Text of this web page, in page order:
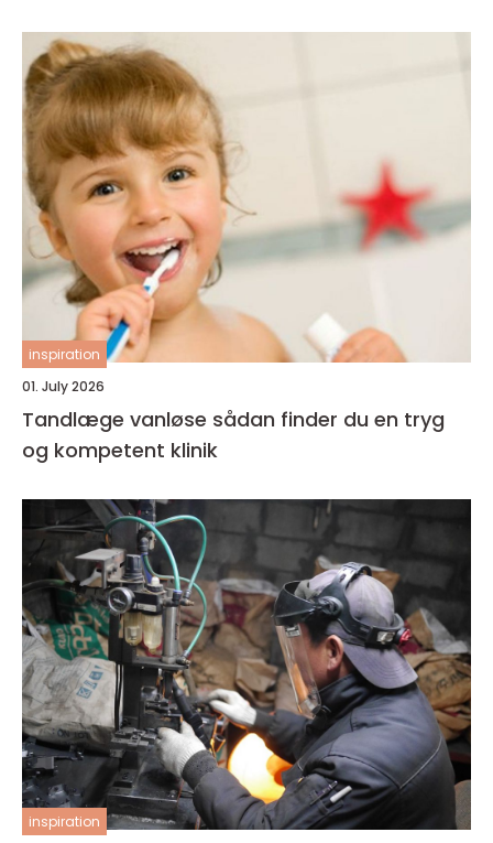
inspiration
01. July 2026
Tandlæge vanløse sådan finder du en tryg
og kompetent klinik
inspiration